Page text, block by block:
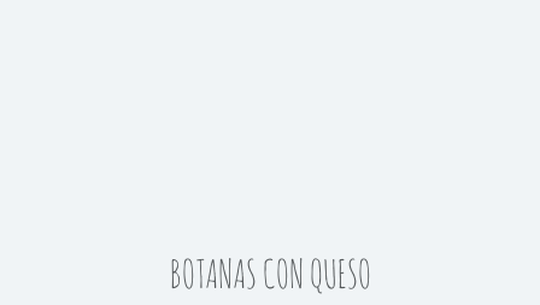
BOTANAS CON QUESO